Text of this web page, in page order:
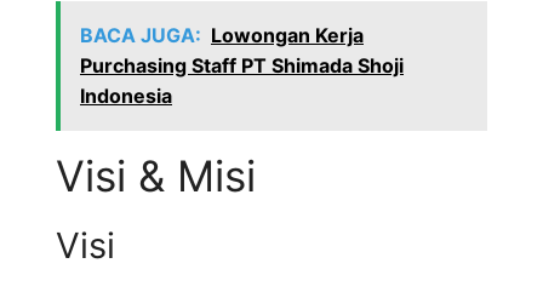
BACA JUGA: Lowongan Kerja
Purchasing Staff PT Shimada Shoji
Indonesia
Visi & Misi
Visi